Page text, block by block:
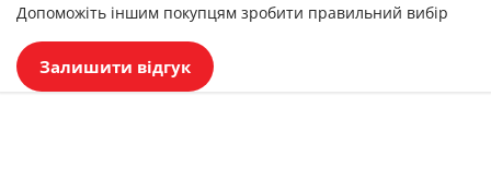
Допоможіть іншим покупцям зробити правильний вибір
Залишити відгук